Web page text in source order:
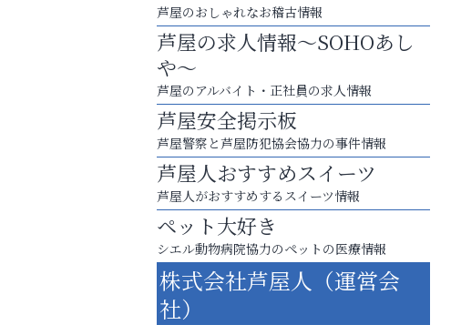
お子さまにも大人にも、優しく寄り添う
OTTO南芦屋浜皮膚科クリニック、開院！
トレファク出張買取
芦屋のおしゃれなお稽古情報
芦屋の求人情報～SOHOあし
や～
芦屋のアルバイト・正社員の求人情報
芦屋安全掲示板
芦屋警察と芦屋防犯協会協力の事件情報
芦屋人おすすめスイーツ
芦屋人がおすすめするスイーツ情報
ペット大好き
シエル動物病院協力のペットの医療情報
株式会社芦屋人（運営会
社）